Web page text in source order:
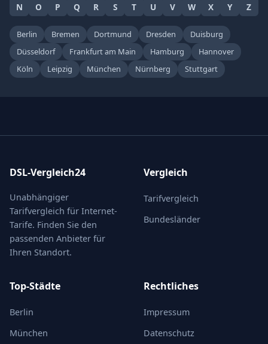
N
O P Q R S T U V W X Y Z
Berlin Bremen Dortmund Dresden
Duisburg
Düsseldorf
Frankfurt am Main Hamburg
Hannover
Köln
Leipzig München Nürnberg Stuttgart
DSL-Vergleich24
Unabhängiger
Tarifvergleich für Internet-
Tarife. Finden Sie den
passenden Anbieter für
Ihren Standort.
Vergleich
Tarifvergleich
Bundesländer
Top-Städte
Berlin
München
Rechtliches
Impressum
Datenschutz